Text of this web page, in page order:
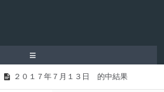
≡
２０１７年７月１３日 的中結果